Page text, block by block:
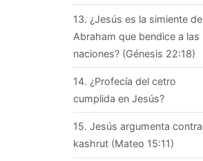
13. ¿Jesús es la simiente de
Abraham que bendice a las
naciones? (Génesis 22:18)
14. ¿Profecía del cetro
cumplida en Jesús?
15. Jesús argumenta contra
kashrut (Mateo 15:11)